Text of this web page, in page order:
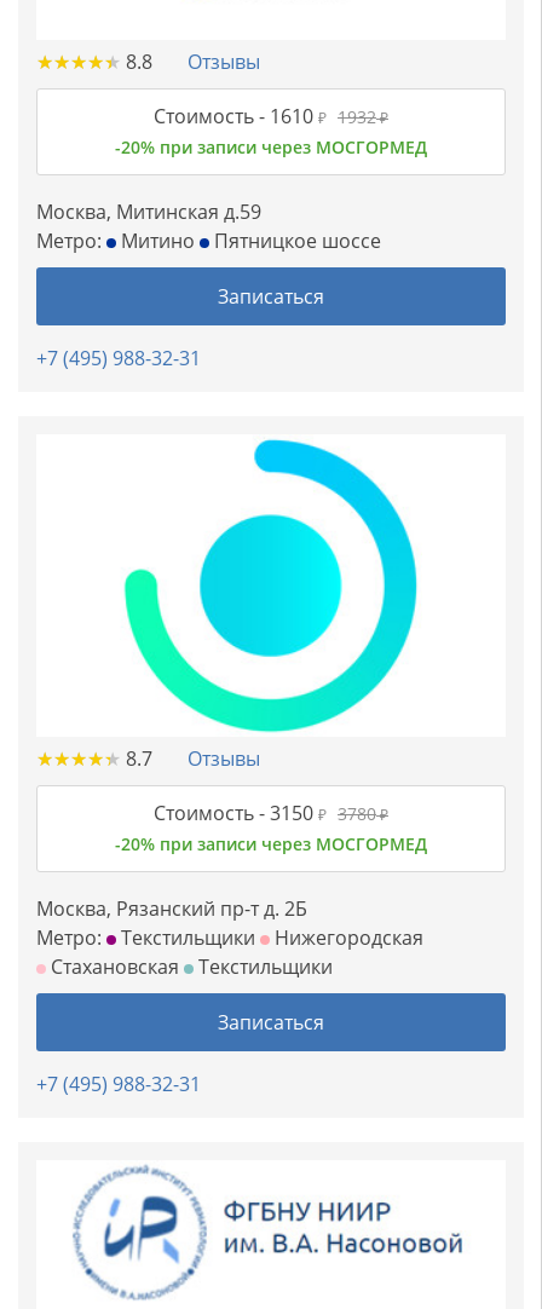
★★★★★
★★★★★ 8.8 Отзывы
Стоимость - 1610 ₽ 1932₽
-20% при записи через МОСГОРМЕД
Москва, Митинская д.59
Метро:
Митино Пятницкое шоссе
Записаться
+7 (495) 988-32-31
★★★★★
★★★★★ 8.7 Отзывы
Стоимость -3150 ₽ 3780₽
-20% при записи через МОСГОРМЕД
Москва, Рязанский пр-т д. 2Б
Метро:
Текстильщики
Нижегородская
Стахановская
Текстильщики
Записаться
+7 (495) 988-32-31